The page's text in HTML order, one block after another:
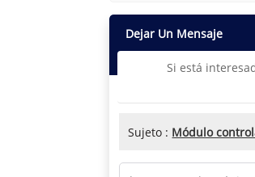
Dejar Un Mensaje
Si está
Sujeto : Módulo